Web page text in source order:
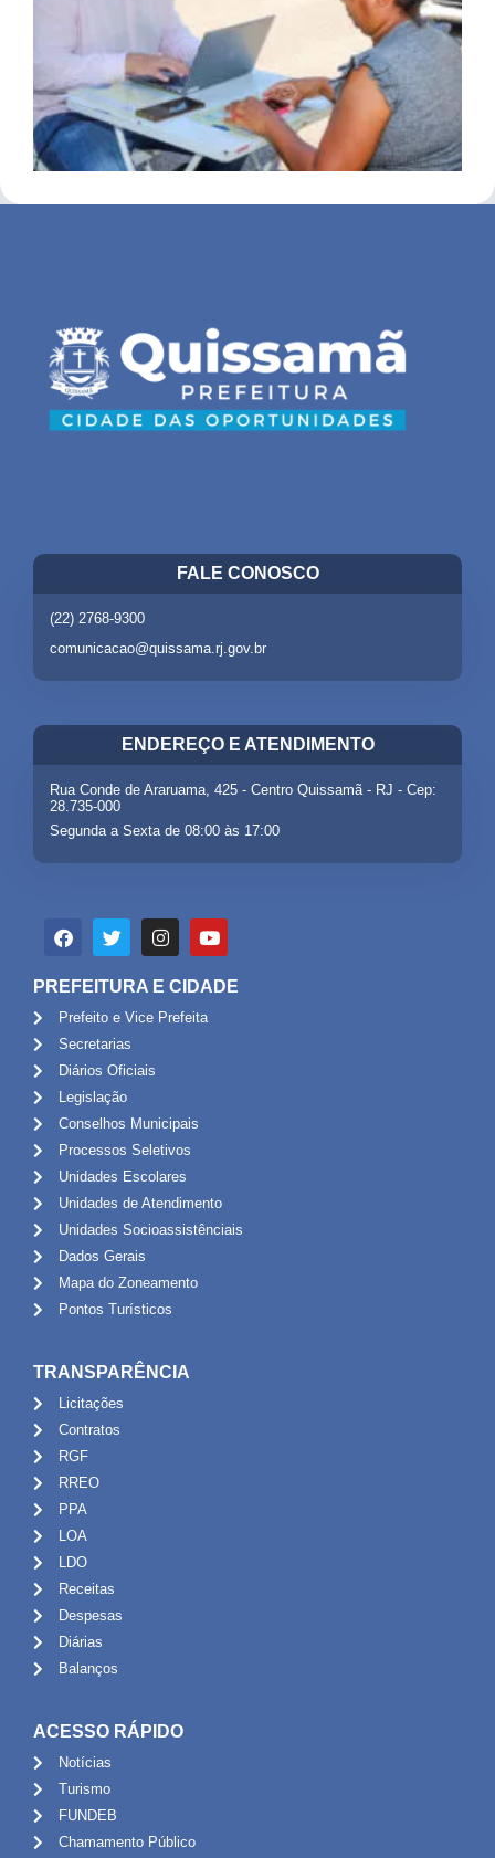
FALE CONOSCO
(22) 2768-9300
comunicacao@quissama.rj.gov.br
ENDEREÇO E ATENDIMENTO
Rua Conde de Araruama, 425 - Centro Quissamã - RJ - Cep:
28.735-000
Segunda a Sexta de 08:00 às 17:00
PREFEITURA E CIDADE
Prefeito e Vice Prefeita
Secretarias
Diários Oficiais
Legislação
Conselhos Municipais
Processos Seletivos
Unidades Escolares
Unidades de Atendimento
Unidades Socioassistênciais
Dados Gerais
Mapa do Zoneamento
Pontos Turísticos
TRANSPARÊNCIA
Licitações
Contratos
RGF
RREO
PPA
LOA
LDO
Receitas
Despesas
Diárias
Balanços
ACESSO RÁPIDO
Notícias
Turismo
FUNDEB
Chamamento Público